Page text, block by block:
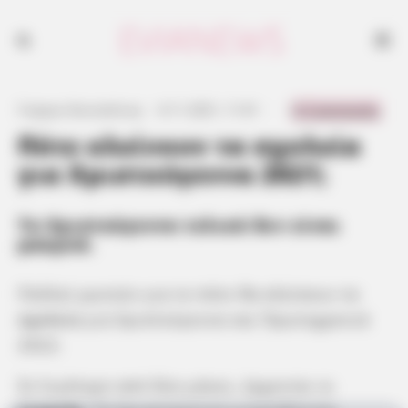
Πότε κλείνουν τα σχολεία
για Χριστούγεννα 2021;
Τα Χριστούγεννα τελικά δεν είναι